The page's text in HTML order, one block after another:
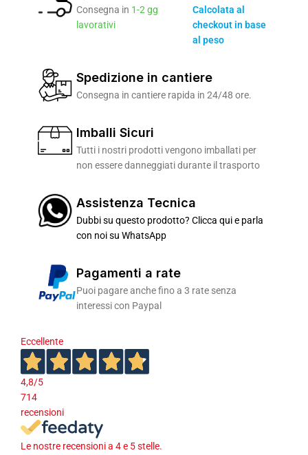
Consegna in 1-2 gg
lavorativi
Calcolata al
checkout in base
al peso
Spedizione in cantiere
Consegna in cantiere rapida in 24/48 ore.
Imballi Sicuri
Tutti i nostri prodotti vengono imballati per
non essere danneggiati durante il trasporto
Assistenza Tecnica
Dubbi su questo prodotto? Clicca qui e parla
con noi su WhatsApp
Pagamenti a rate
Puoi pagare anche fino a 3 rate senza
interessi con Paypal
Eccellente
4,8/5
714
recensioni
Le nostre recensioni a 4 e 5 stelle.